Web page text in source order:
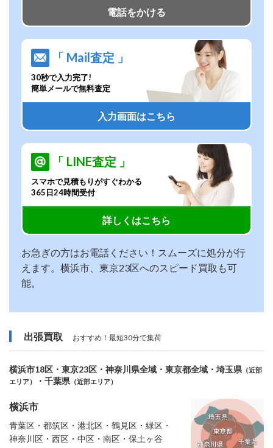
電話をかける
「 Mail査定 」
30秒で入力完了!
簡単メールで無料査定
入力画面はこちら
「 LINE査定 」
スマホで見積もりがすぐわかる
365日24時間受付
詳しくはこちら
お急ぎの方はお電話ください！スムーズに処分が行
えます。横浜市、東京23区へのスピード買取も可
能。
出張買取 おすすめ！最短30分で集荷
横浜市18区・東京23区・神奈川県全域・東京都全域・埼玉県 （近部
エリア）
・千葉県 （近部エリア）
横浜市
青葉区・都筑区・港北区・鶴見区・緑区・
神奈川区・西区・中区・南区・保土ヶ谷